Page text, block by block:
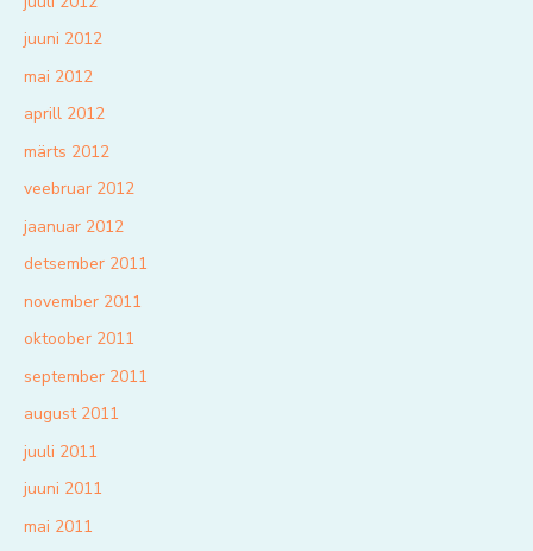
juuni 2012
mai 2012
aprill 2012
märts 2012
veebruar 2012
jaanuar 2012
detsember 2011
november 2011
oktoober 2011
september 2011
august 2011
juuli 2011
juuni 2011
mai 2011